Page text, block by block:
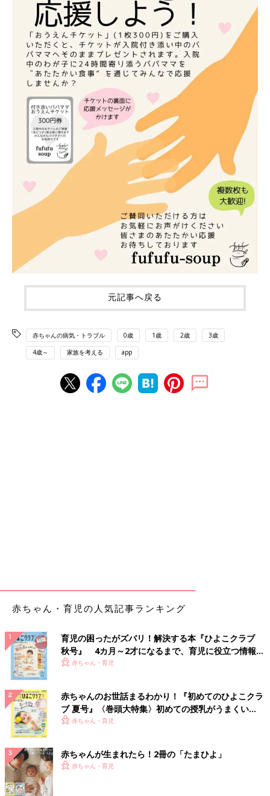
元記事へ戻る
赤ちゃんの病気・トラブル 0歳 1歳 2歳 3歳
4歳～ 家族を考える app
赤ちゃん・育児の人気記事ランキング
育児の困ったがズバリ！解決する本『ひよこクラブ
秋号』 4カ月～2才になるまで、育児に役立つ情報が
いっぱい！
赤ちゃん・育児
赤ちゃんのお世話まるわかり！『初めてのひよこクラ
ブ 夏号』〈巻頭大特集〉初めての授乳がうまくい
く！ おっぱい・ミルクの基本と夏のトラブル 解決テ
赤ちゃん・育児
赤ちゃんが生まれたら！2冊の「たまひよ」
赤ちゃん・育児